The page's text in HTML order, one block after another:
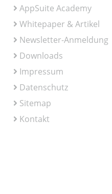
AppSuite Academy
Whitepaper & Artikel
Newsletter-Anmeldung
Downloads
Impressum
Datenschutz
Sitemap
Kontakt